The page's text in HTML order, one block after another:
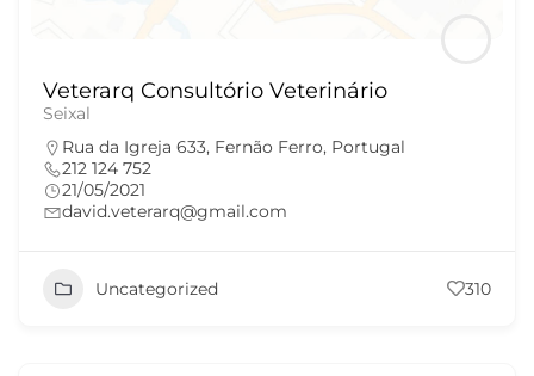
Veterarq Consultório Veterinário
Seixal
Rua da Igreja 633, Fernão Ferro, Portugal
212 124 752
21/05/2021
david.veterarq@gmail.com
Uncategorized 310